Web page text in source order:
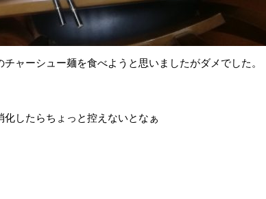
ャーシュー麺を食べようと思いましたがダメでした。
化したらちょっと控えないとなぁ